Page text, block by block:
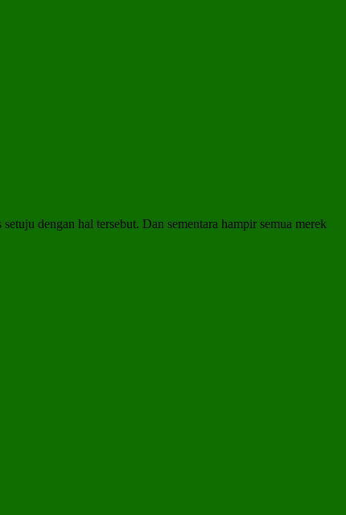
dengan hal tersebut. Dan sementara hampir semua merek